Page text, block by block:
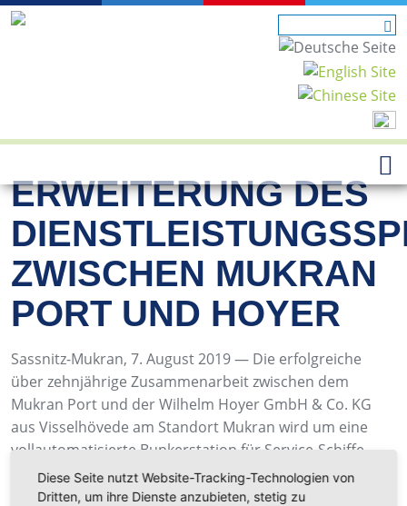
ERWEITERUNG DES
ZWISCHEN MUKRAN
PORT UND HOYER
Sassnitz-Mukran, 7. August 2019 — Die erfolgreiche
über zehnjährige Zusammenarbeit zwischen dem
Mukran Port und der Wilhelm Hoyer GmbH & Co. KG
aus Visselhövede am Standort Mukran wird um eine
vollautomatisierte Bunkerstation für Service-Schiffe
erweitert. Gemeinsam wird bis Jahresende eine
Tankanlage für Marine Gas Oil (MGO) errichtet, die rund
Diese Seite nutzt Website-Tracking-Technologien von
Dritten, um ihre Dienste anzubieten, stetig zu